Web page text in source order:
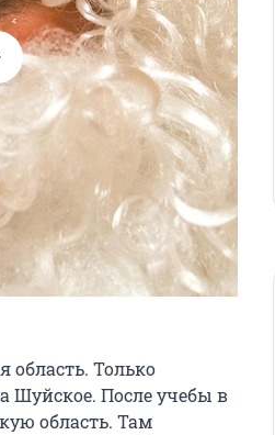
область. Только
Шуйское. После учебы в
область. Там